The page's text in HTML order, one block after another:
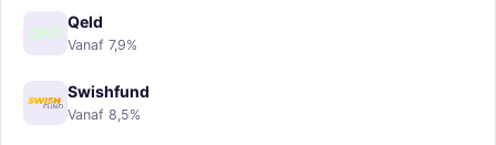
Qeld
Vanaf 7,9%
Swishfund
Vanaf 8,5%